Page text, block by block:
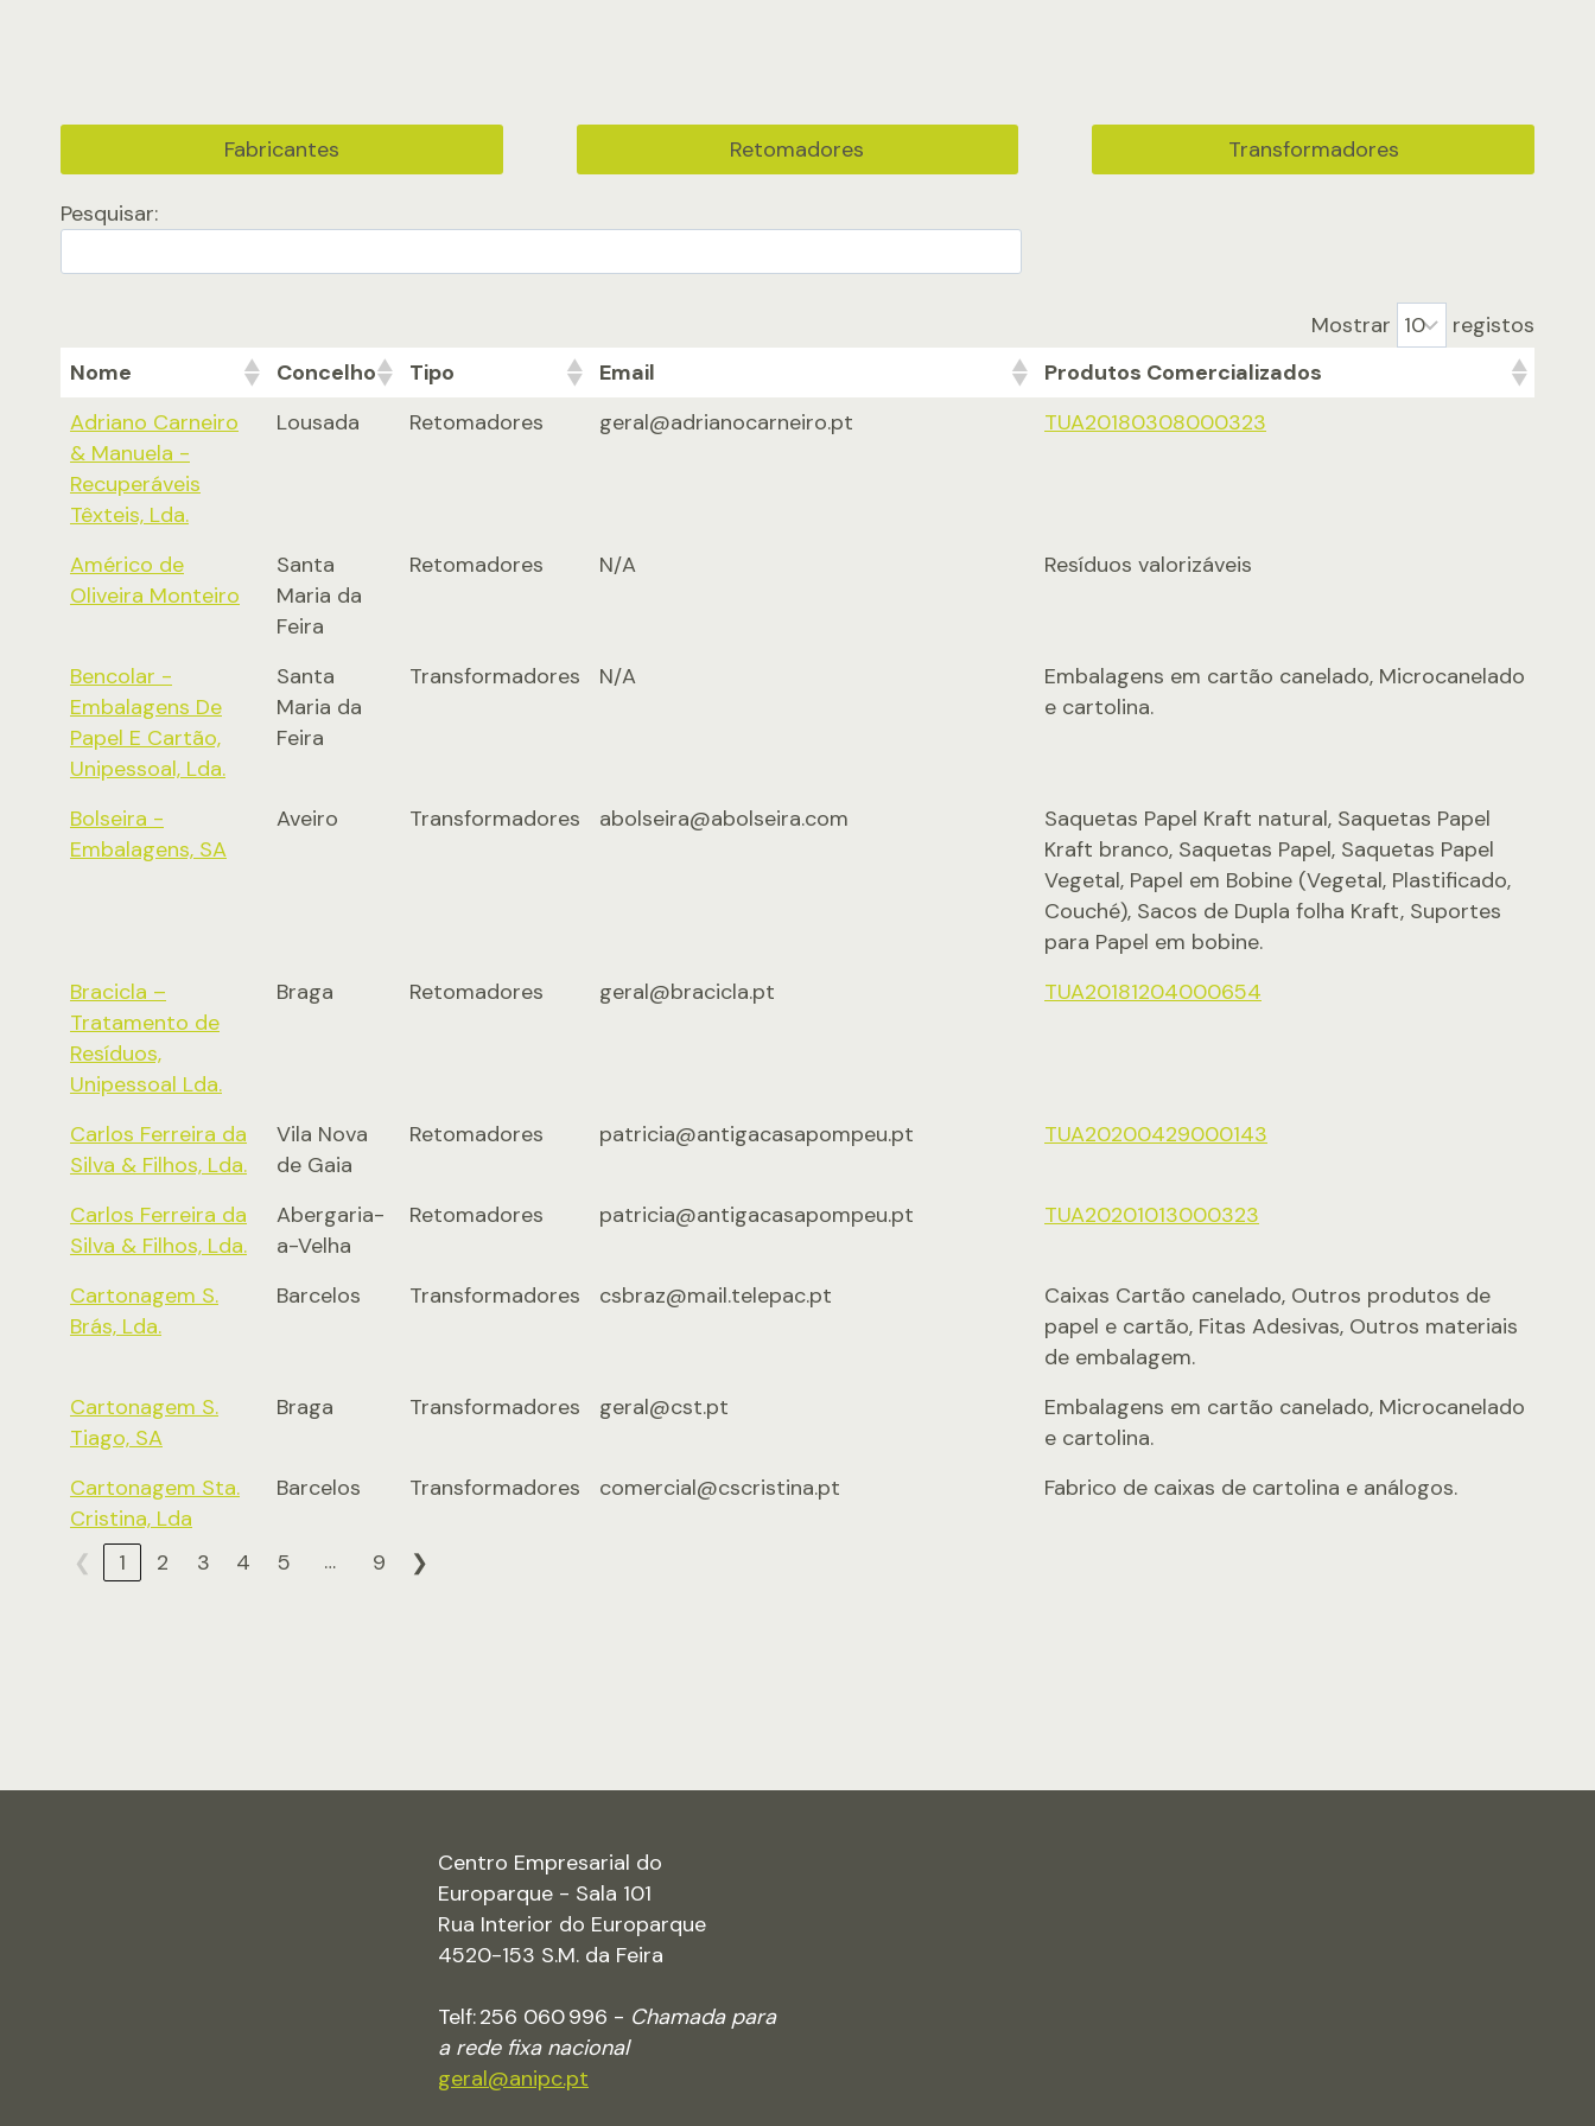
Fabricantes Retomadores Transformadores
Pesquisar:
Mostrar
registos
Nome
Concelho Tipo Email
Produtos Comercializados
Adriano Carneiro
& Manuela -
Recuperáveis
Têxteis, Lda.
Lousada Retomadores geral@adrianocarneiro.pt TUA20180308000323
Américo de
Oliveira Monteiro
Santa
Maria da
Feira
Retomadores N/A Resíduos valorizáveis
Bencolar -
Embalagens De
Papel E Cartão,
Unipessoal, Lda.
Santa
Maria da
Feira
Transformadores N/A
Embalagens em cartão canelado, Microcanelado
e cartolina.
Bolseira -
Embalagens, SA
Aveiro Transformadores abolseira@abolseira.com
Saquetas Papel Kraft natural, Saquetas Papel
Kraft branco, Saquetas Papel, Saquetas Papel
Vegetal, Papel em Bobine (Vegetal, Plastificado,
Couché), Sacos de Dupla folha Kraft, Suportes
para Papel em bobine.
Bracicla –
Tratamento de
Resíduos,
Unipessoal Lda.
Braga Retomadores geral@bracicla.pt TUA20181204000654
Carlos Ferreira da
Silva & Filhos, Lda.
Vila Nova
de Gaia
Retomadores patricia@antigacasapompeu.pt TUA20200429000143
Carlos Ferreira da
Silva & Filhos, Lda.
Abergaria-
a-Velha
Retomadores patricia@antigacasapompeu.pt TUA20201013000323
Cartonagem S.
Brás, Lda.
Barcelos Transformadores csbraz@mail.telepac.pt
Caixas Cartão canelado, Outros produtos de
papel e cartão, Fitas Adesivas, Outros materiais
de embalagem.
Cartonagem S.
Tiago, SA
Braga Transformadores geral@cst.pt
Embalagens em cartão canelado, Microcanelado
e cartolina.
Cartonagem Sta.
Cristina, Lda
Barcelos Transformadores comercial@cscristina.pt Fabrico de caixas de cartolina e análogos.
❮ 1 2 3 4 5 … 9 ❯
Centro Empresarial do
Europarque - Sala 101
Rua Interior do Europarque
4520-153 S.M. da Feira
Telf: 256 060 996 - Chamada para
a rede fixa nacional
geral@anipc.pt